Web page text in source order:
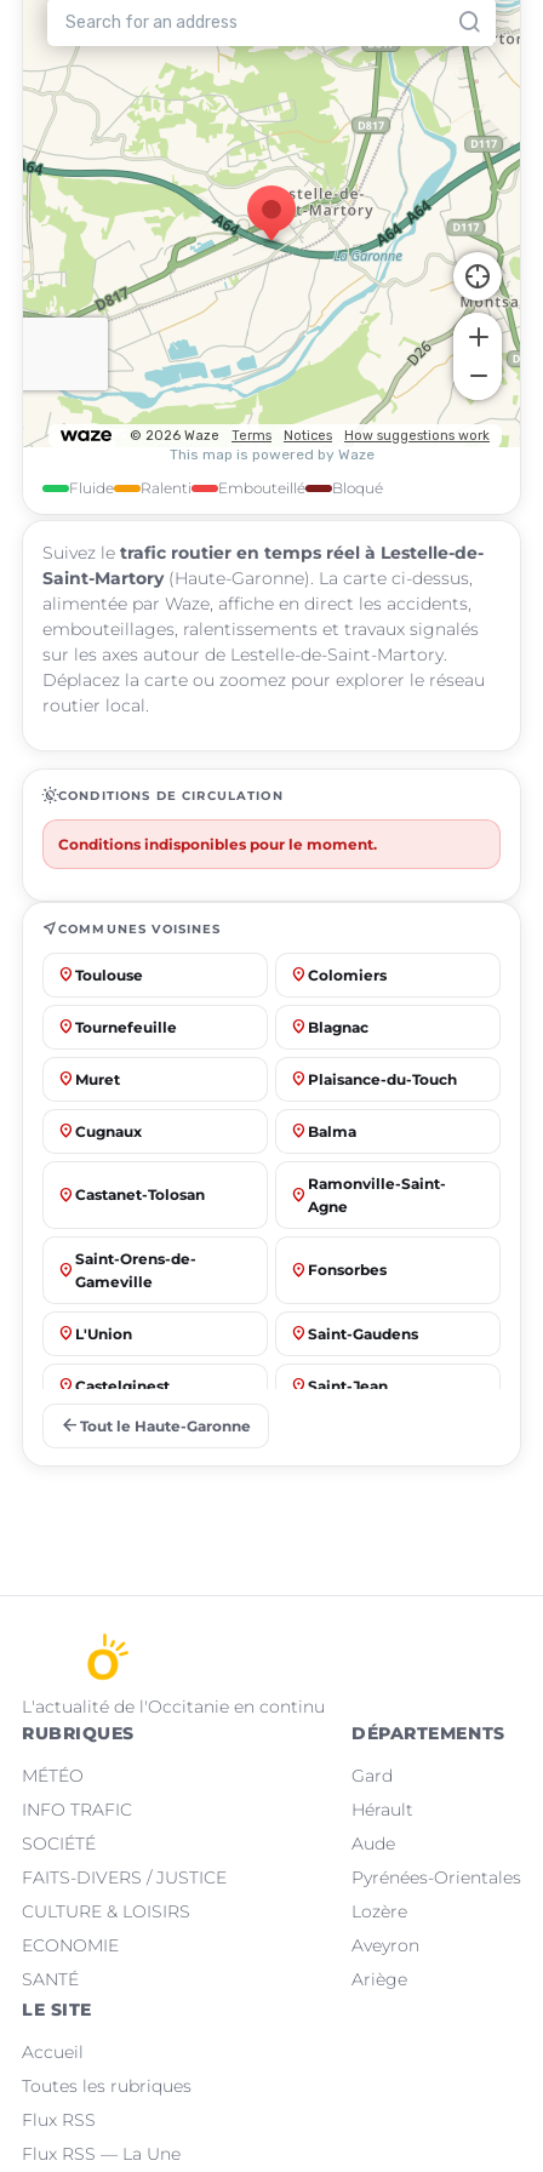
Fluide Ralenti Embouteillé Bloqué
Suivez le trafic routier en temps réel à Lestelle-de-
Saint-Martory(Haute-Garonne). La carte ci-dessus,
alimentée par Waze, affiche en direct les accidents,
embouteillages, ralentissements et travaux signalés
sur les axes autour de Lestelle-de-Saint-Martory.
Déplacez la carte ou zoomez pour explorer le réseau
routier local.
routineCONDITIONS DE CIRCULATION
Conditions indisponibles pour le moment.
near_meCOMMUNES VOISINES
place Toulouse place Colomiers
place Tournefeuille place Blagnac
place Muret place Plaisance-du-Touch
place Cugnaux place Balma
place Castanet-Tolosan place
Ramonville-Saint-
Agne
place
Saint-Orens-de-
Gameville
place Fonsorbes
place L'Union place Saint-Gaudens
place Castelginest place Saint-Jean
place Villeneuve-Tolosane
arrow_back Tout le Haute-Garonne
L'actualité de l'Occitanie en continu
RUBRIQUES
MÉTÉO
INFO TRAFIC
SOCIÉTÉ
FAITS-DIVERS / JUSTICE
CULTURE & LOISIRS
ECONOMIE
SANTÉ
DÉPARTEMENTS
Gard
Hérault
Aude
Pyrénées-Orientales
Lozère
Aveyron
Ariège
LE SITE
Accueil
Toutes les rubriques
Flux RSS
Flux RSS — La Une